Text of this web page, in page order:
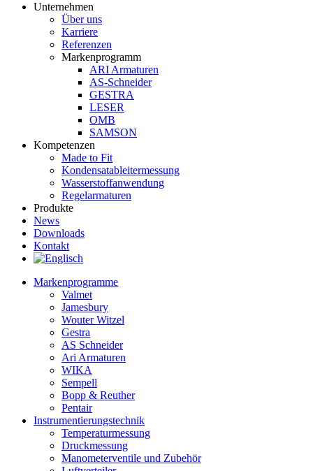
Unternehmen
Über uns
Karriere
Referenzen
Markenprogramm
ARI Armaturen
AS-Schneider
GESTRA
LESER
OMB
SAMSON
Kompetenzen
Made to Fit
Kondensat­ableiter­messung
Wasserstoff­anwendung
Regel­arma­turen
Produkte
News
Downloads
Kontakt
Markenprogramme
Valmet
Jamesbury
Wouter Witzel
Gestra
AS Schneider
Ari Armaturen
WIKA
Sempell
Bopp & Reuther
Pentair
Instrumentierungs­technik
Temperaturmessung
Druckmessung
Manometerventile und Zubehör